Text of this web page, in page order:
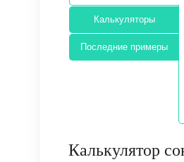
Калькуляторы
Последние примеры
Калькулятор